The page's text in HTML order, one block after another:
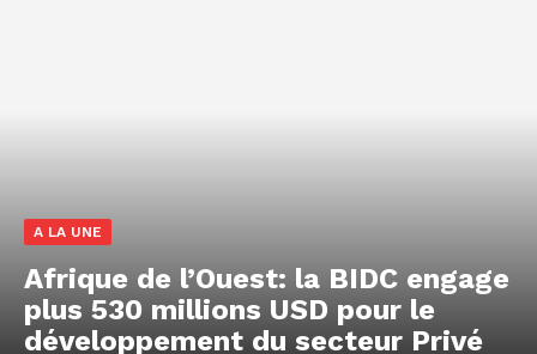
A LA UNE
Afrique de l’Ouest: la BIDC engage
plus 530 millions USD pour le
développement du secteur Privé